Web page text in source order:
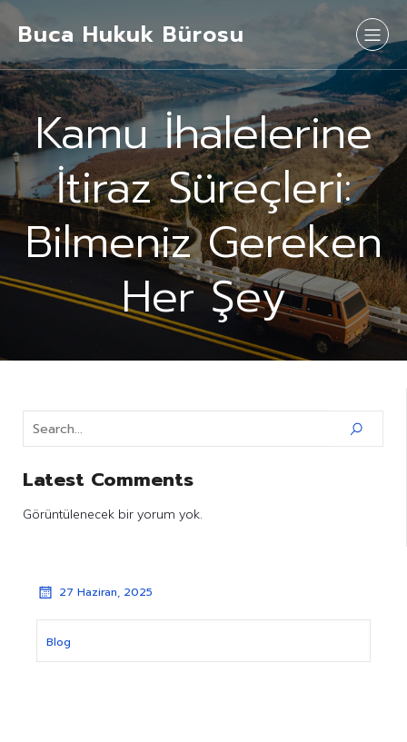
Buca Hukuk Bürosu
Kamu İhalelerine
İtiraz Süreçleri:
Bilmeniz Gereken
Her Şey
Latest Comments
Görüntülenecek bir yorum yok.
27 Haziran, 2025
Blog